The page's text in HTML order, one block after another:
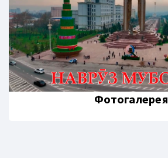
Фотогалерея